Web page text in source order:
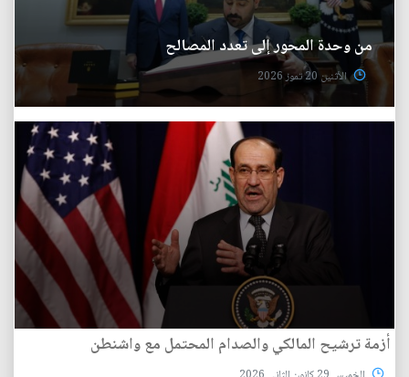
من وحدة المحور إلى تعدد المصالح
الأثنين 20 تموز 2026
أزمة ترشيح المالكي والصدام المحتمل مع واشنطن